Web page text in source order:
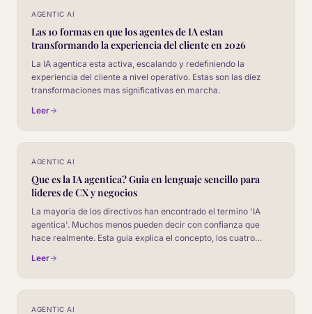
AGENTIC AI
Las 10 formas en que los agentes de IA estan
transformando la experiencia del cliente en 2026
La IA agentica esta activa, escalando y redefiniendo la
experiencia del cliente a nivel operativo. Estas son las diez
transformaciones mas significativas en marcha.
Leer
AGENTIC AI
Que es la IA agentica? Guia en lenguaje sencillo para
lideres de CX y negocios
La mayoria de los directivos han encontrado el termino 'IA
agentica'. Muchos menos pueden decir con confianza que
hace realmente. Esta guia explica el concepto, los cuatro
Leer
AGENTIC AI